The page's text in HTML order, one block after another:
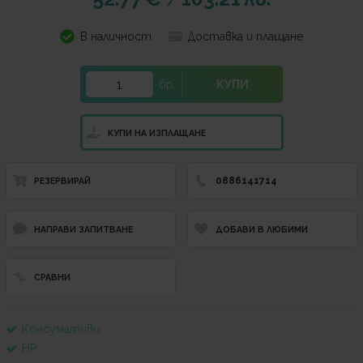
В наличност Доставка и плащане
бр. КУПИ
КУПИ НА ИЗПЛАЩАНЕ
РЕЗЕРВИРАЙ 0886141714
НАПРАВИ ЗАПИТВАНЕ ДОБАВИ В ЛЮБИМИ
СРАВНИ
Консумативи
HP